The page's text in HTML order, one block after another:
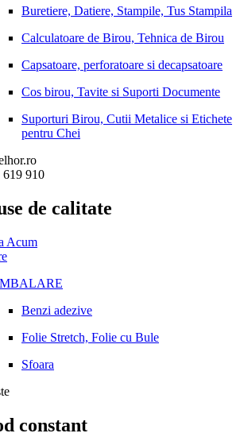
Buretiere, Datiere, Stampile, Tus Stampila
Calculatoare de Birou, Tehnica de Birou
Capsatoare, perforatoare si decapsatoare
Cos birou, Tavite si Suporti Documente
Suporturi Birou, Cutii Metalice si Etichete
pentru Chei
619 910
de calitate
Acum
Benzi adezive
Folie Stretch, Folie cu Bule
Sfoara
constant